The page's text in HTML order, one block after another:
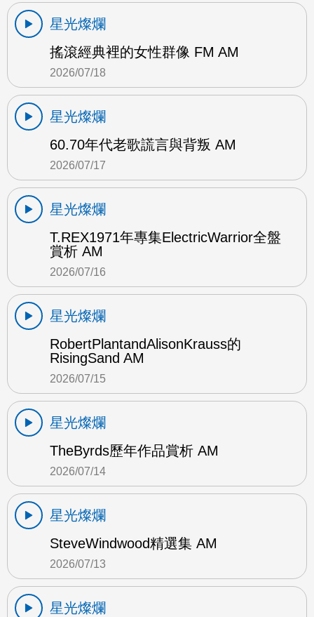
星光燦爛
搖滾經典裡的女性群像 FM AM
2026/07/18
星光燦爛
60.70年代老歌謊言與背叛 AM
2026/07/17
星光燦爛
T.REX1971年專集ElectricWarrior全盤
賞析 AM
2026/07/16
星光燦爛
RobertPlantandAlisonKrauss的
RisingSand AM
2026/07/15
星光燦爛
TheByrds歷年作品賞析 AM
2026/07/14
星光燦爛
SteveWindwood精選集 AM
2026/07/13
星光燦爛